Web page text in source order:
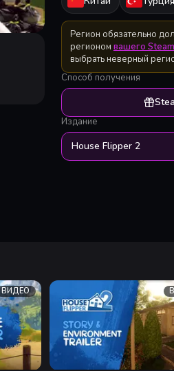
Регион обязательно
регионом вашего
выбрать неверный
Способ получения
Издание
House Flipper 2
ВИДЕО